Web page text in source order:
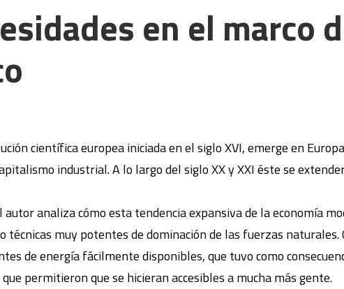
en el marco
científica europea iniciada en el siglo XVI, emerge en
industrial. A lo largo del siglo XX y XXI éste se
analiza cómo esta tendencia expansiva de la economía
muy potentes de dominación de las fuerzas naturales.
de energía fácilmente disponibles, que tuvo como
permitieron que se hicieran accesibles a mucha más gente.